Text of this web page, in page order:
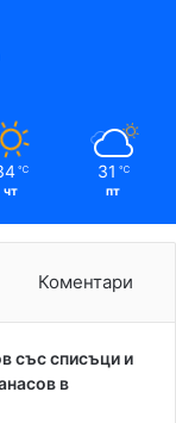
℃
чт
31 ℃
пт
Коментари
със списъци и
в